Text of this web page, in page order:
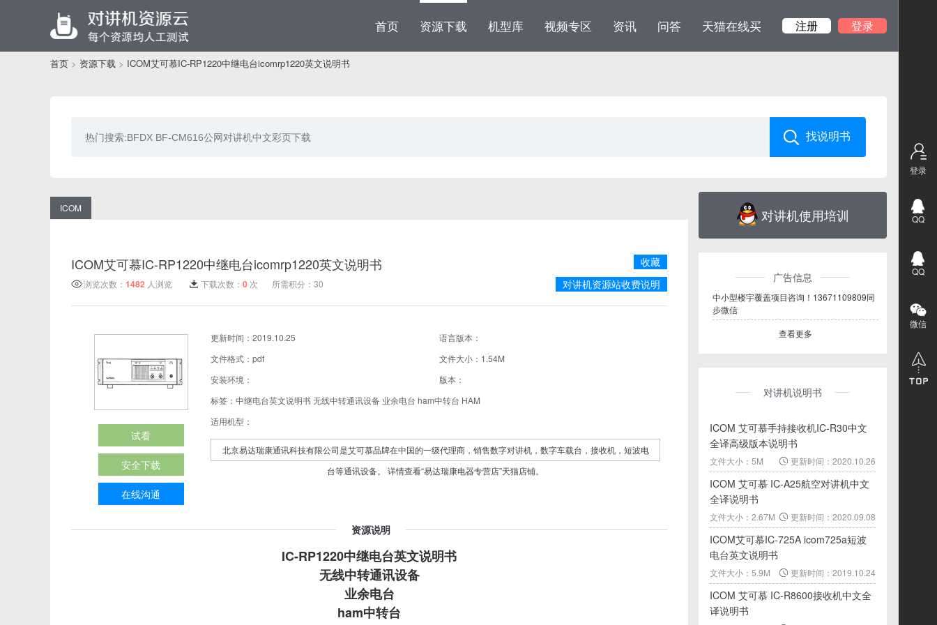
首页 资源下载 机型库 视频专区 资讯 问答 天猫在线买 注册 登录
首页 > 资源下载 > ICOM艾可慕IC-RP1220中继电台icomrp1220英文说明书
ICOM
ICOM艾可慕IC-RP1220中继电台icomrp1220英文说明书 收藏
浏览次数： 1482 人浏览 下载次数： 0 次 所需积分：30 对讲机资源站收费说明
试看
安全下载
在线沟通
更新时间：2019.10.25
语言版本：
文件格式：pdf
文件大小：1.54M
安装环境：
版本：
标签：中继电台英文说明书 无线中转通讯设备 业余电台 ham中转台 HAM
适用机型：
北京易达瑞康通讯科技有限公司是艾可慕品牌在中国的一级代理商，销售数字对讲机，数字车载台，接收机，短波电
台等通讯设备。 详情查看“易达瑞康电器专营店”天猫店铺。
资源说明
IC-RP1220中继电台英文说明书
无线中转通讯设备
业余电台
ham中转台
对讲机使用培训
广告信息
中小型楼宇覆盖项目咨询！13671109809同
步微信
查看更多
对讲机说明书
ICOM 艾可慕手持接收机IC-R30中文
全译高级版本说明书
更新时间：2020.10.26
文件大小：5M
ICOM 艾可慕 IC-A25航空对讲机中文
全译说明书
更新时间：2020.09.08
文件大小：2.67M
ICOM艾可慕IC-725A icom725a短波
电台英文说明书
更新时间：2019.10.24
文件大小：5.9M
ICOM 艾可慕 IC-R8600接收机中文全
译说明书
登录
QQ
QQ
微信